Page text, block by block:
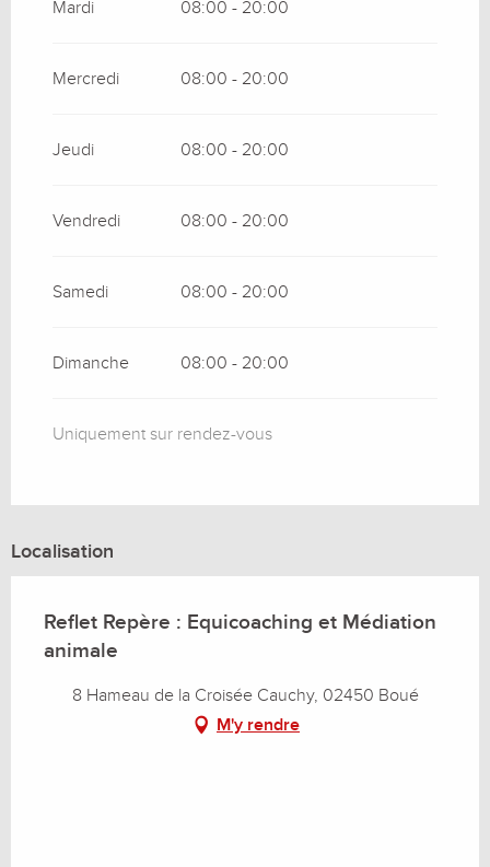
Mardi 08:00 - 20:00
Mercredi 08:00 - 20:00
Jeudi 08:00 - 20:00
Vendredi 08:00 - 20:00
Samedi 08:00 - 20:00
Dimanche 08:00 - 20:00
Uniquement sur rendez-vous
Localisation
Reflet Repère : Equicoaching et Médiation
animale
8 Hameau de la Croisée Cauchy, 02450 Boué
M'y rendre